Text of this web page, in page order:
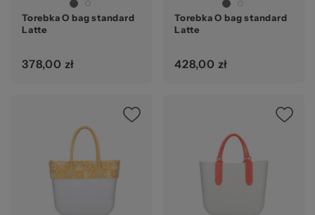
Torebka O bag standard
Latte
378,00 zł
Torebka O bag standard
Latte
428,00 zł